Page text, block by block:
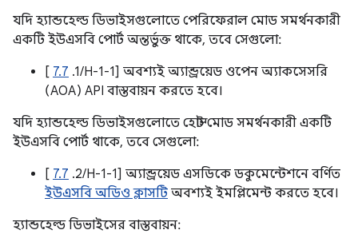
যদি হ্যান্ডহেল্ড ডিভাইসগুলোতে পেরিফেরাল মোড সমর্থনকারী
একটি ইউএসবি পোর্ট অন্তর্ভুক্ত থাকে, তবে সেগুলো:
[ 7.7 .1/H-1-1] অবশ্যই অ্যান্ড্রয়েড ওপেন অ্যাকসেসরি
(AOA) API বাস্তবায়ন করতে হবে।
যদি হ্যান্ডহেল্ড ডিভাইসগুলোতে হোস্ট মোড সমর্থনকারী একটি
ইউএসবি পোর্ট থাকে, তবে সেগুলো:
[ 7.7 .2/H-1-1] অ্যান্ড্রয়েড এসডিকে ডকুমেন্টেশনে বর্ণিত
ইউএসবি অডিও ক্লাসটি অবশ্যই ইমপ্লিমেন্ট করতে হবে।
হ্যান্ডহেল্ড ডিভাইসের বাস্তবায়ন: